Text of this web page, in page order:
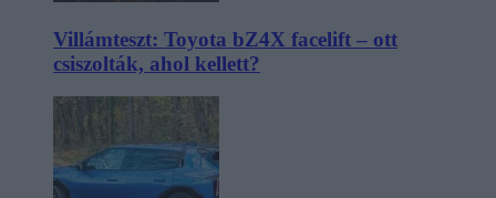
Villámteszt: Toyota bZ4X facelift – ott
csiszolták, ahol kellett?